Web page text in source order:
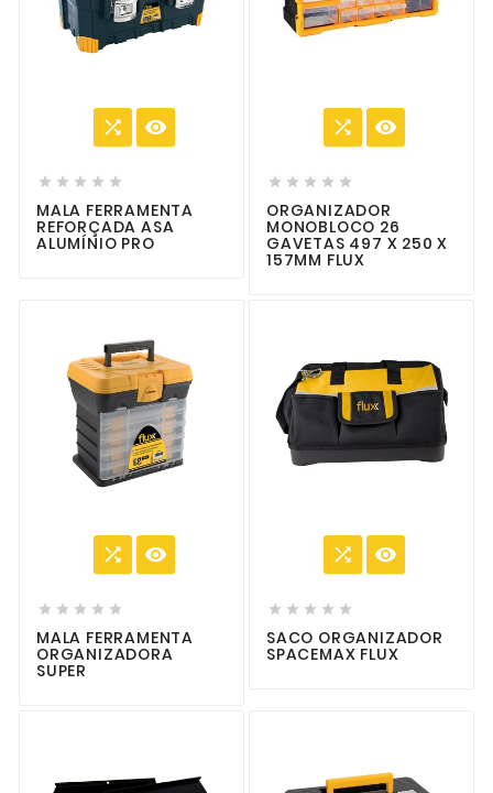
 
    
MALA FERRAMENTA
REFORÇADA ASA
ALUMÍNIO PRO
 
    
ORGANIZADOR
MONOBLOCO 26
GAVETAS 497 X 250 X
157MM FLUX
 
    
MALA FERRAMENTA
ORGANIZADORA
SUPER
 
    
SACO ORGANIZADOR
SPACEMAX FLUX